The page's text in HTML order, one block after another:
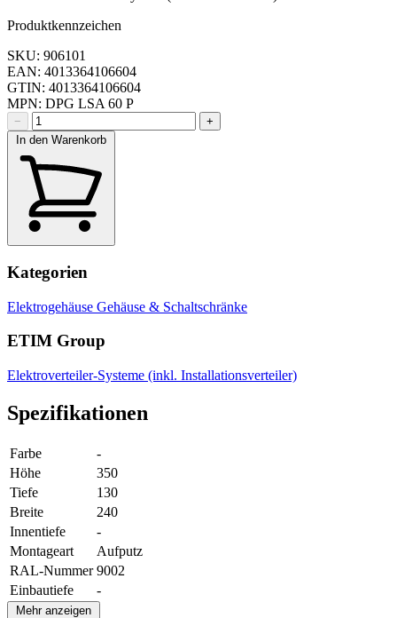
Produktkennzeichen
SKU: 906101
EAN: 4013364106604
GTIN: 4013364106604
MPN: DPG LSA 60 P
−
+
In den Warenkorb
Kategorien
Elektrogehäuse Gehäuse & Schaltschränke
ETIM Group
Elektroverteiler-Systeme (inkl. Installationsverteiler)
Spezifikationen
Farbe
-
Höhe
350
Tiefe
130
Breite
240
Innentiefe
-
Montageart
Aufputz
RAL-Nummer 9002
Einbautiefe
-
Mehr anzeigen